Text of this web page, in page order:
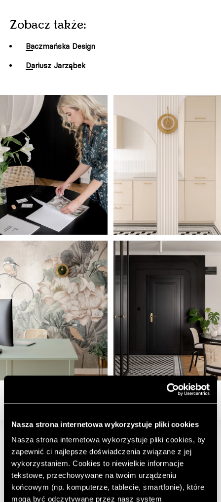
Nasza strona internetowa wykorzystuje pliki cookies
Nasza strona internetowa wykorzystuje pliki cookies, by
zapewnić ci najlepsze doświadczenia związane z jej
wykorzystaniem. Cookies to niewielkie informacje
tekstowe, przechowywane na twoim urządzeniu
końcowym (np. komputerze, tablecie, smartfonie), które
mogą być odczytywane przez nasz system
Zobacz także:
Baczmańska Design
Dariusz Jarząbek